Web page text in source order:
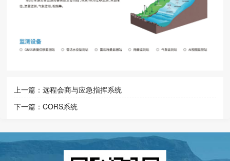
上一篇： 远程会商与应急指挥系统
下一篇： CORS系统